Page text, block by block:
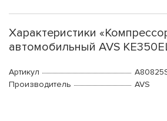
Характеристики
автомобильный AVS
Артикул
Производитель
AVS